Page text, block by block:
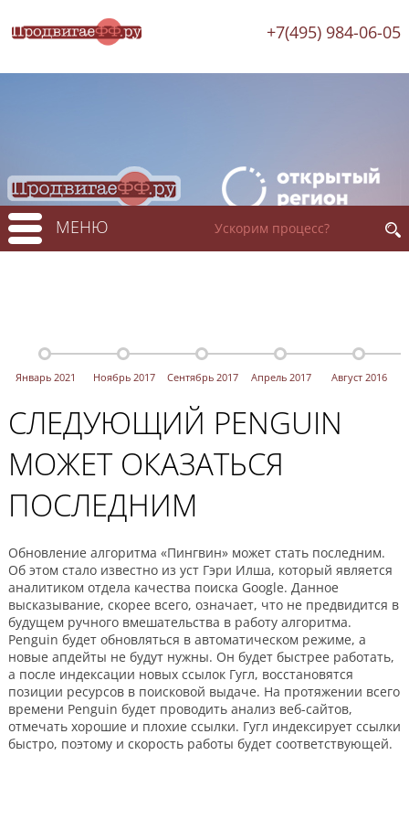
+7(495) 984-06-05
МЕНЮ
Январь 2021 Ноябрь 2017 Сентябрь 2017 Апрель 2017 Август 2016
СЛЕДУЮЩИЙ PENGUIN
МОЖЕТ ОКАЗАТЬСЯ
ПОСЛЕДНИМ
Обновление алгоритма «Пингвин» может стать последним.
Об этом стало известно из уст Гэри Илша, который является
аналитиком отдела качества поиска Google. Данное
высказывание, скорее всего, означает, что не предвидится в
будущем ручного вмешательства в работу алгоритма.
Penguin будет обновляться в автоматическом режиме, а
новые апдейты не будут нужны. Он будет быстрее работать,
а после индексации новых ссылок Гугл, восстановятся
позиции ресурсов в поисковой выдаче. На протяжении всего
времени Penguin будет проводить анализ веб-сайтов,
отмечать хорошие и плохие ссылки. Гугл индексирует ссылки
быстро, поэтому и скорость работы будет соответствующей.